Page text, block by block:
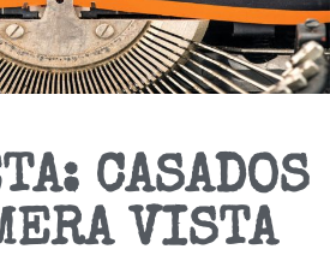
CASADOS
VISTA